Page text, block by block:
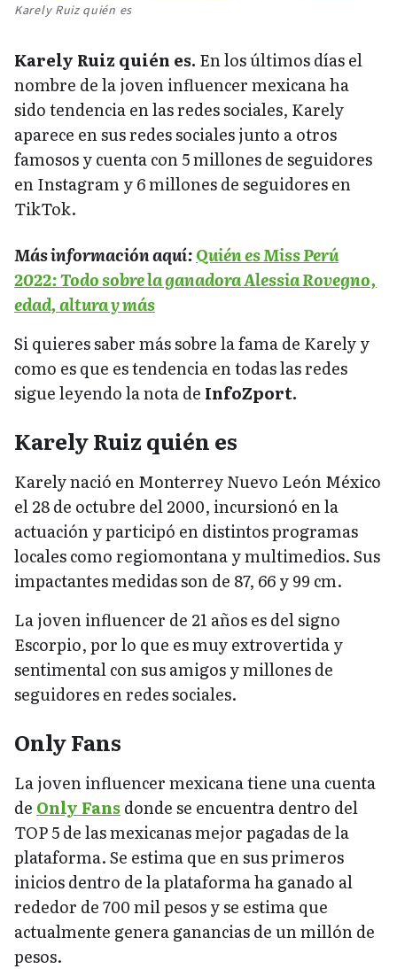
Karely Ruiz quién es
Karely Ruiz quién es. En los últimos días el
nombre de la joven influencer mexicana ha
sido tendencia en las redes sociales, Karely
aparece en sus redes sociales junto a otros
famosos y cuenta con 5 millones de seguidores
en Instagram y 6 millones de seguidores en
TikTok.
Más información aquí:Quién es Miss Perú
2022: Todo sobre la ganadora Alessia Rovegno,
edad, altura y más
Si quieres saber más sobre la fama de Karely y
como es que es tendencia en todas las redes
sigue leyendo la nota de InfoZport.
Karely Ruiz quién es
Karely nació en Monterrey Nuevo León México
el 28 de octubre del 2000, incursionó en la
actuación y participó en distintos programas
locales como regiomontana y multimedios. Sus
impactantes medidas son de 87, 66 y 99 cm.
La joven influencer de 21 años es del signo
Escorpio, por lo que es muy extrovertida y
sentimental con sus amigos y millones de
seguidores en redes sociales.
Only Fans
La joven influencer mexicana tiene una cuenta
de Only Fans donde se encuentra dentro del
TOP 5 de las mexicanas mejor pagadas de la
plataforma. Se estima que en sus primeros
inicios dentro de la plataforma ha ganado al
rededor de 700 mil pesos y se estima que
actualmente genera ganancias de un millón de
pesos.